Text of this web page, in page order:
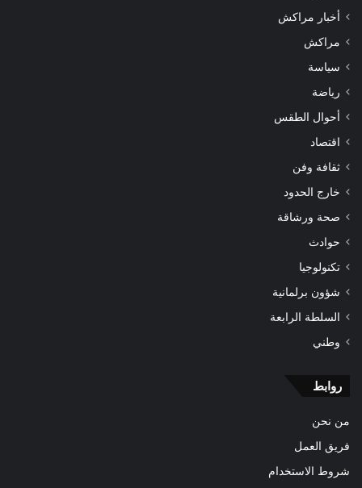
أخبار مراكش
مراكش
سياسة
رياضة
أحوال الطقس
اقتصاد
ثقافة وفن
خارج الحدود
صحة ورشاقة
حوادث
تكنولوجيا
شؤون برلمانية
السلطة الرابعة
وطني
روابط
من نحن
فريق العمل
شروط الاستخدام